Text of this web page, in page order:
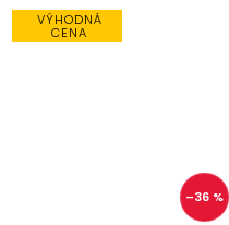
VÝHODNÁ
CENA
–36 %